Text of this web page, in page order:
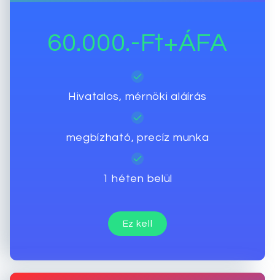
60.000.-Ft+ÁFA
Hivatalos, mérnöki aláírás
megbízható, precíz munka
1 héten belül
Ez kell